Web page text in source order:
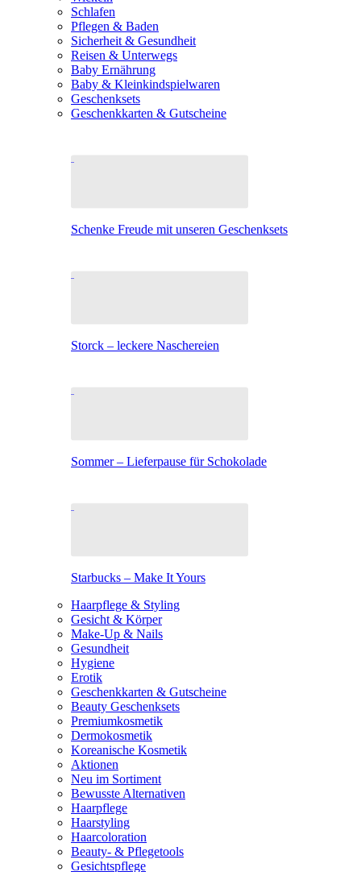
Schlafen
Pflegen & Baden
Sicherheit & Gesundheit
Reisen & Unterwegs
Baby Ernährung
Baby & Kleinkindspielwaren
Geschenksets
Geschenkkarten & Gutscheine
Schenke Freude mit unseren Geschenksets
Storck – leckere Naschereien
Sommer – Lieferpause für Schokolade
Starbucks – Make It Yours
Haarpflege & Styling
Gesicht & Körper
Make-Up & Nails
Gesundheit
Hygiene
Erotik
Geschenkkarten & Gutscheine
Beauty Geschenksets
Premiumkosmetik
Dermokosmetik
Koreanische Kosmetik
Aktionen
Neu im Sortiment
Bewusste Alternativen
Haarpflege
Haarstyling
Haarcoloration
Beauty- & Pflegetools
Gesichtspflege